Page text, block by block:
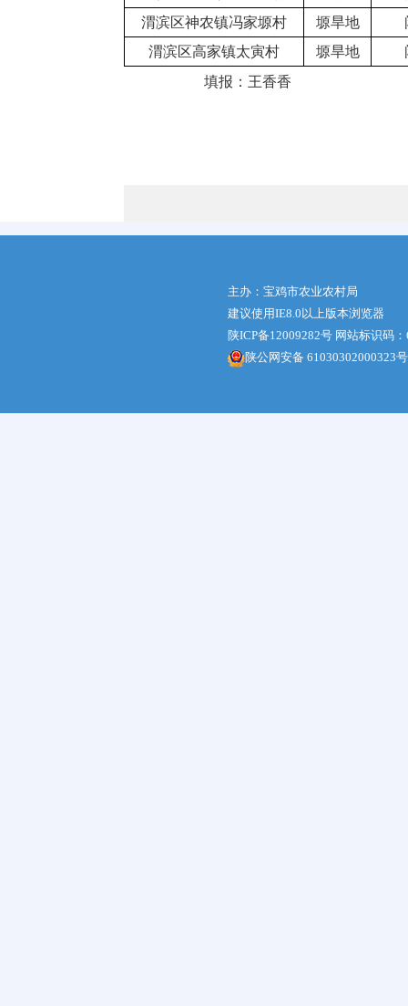
渭滨区神农镇冯家塬村
塬旱地
渭滨区高家镇太寅村
塬旱地
填报：王香香
主办：宝鸡市农业农村局
建议使用IE8.0以上版本浏览器
陕ICP备12009282号 网站标识码
陕公网安备 61030302000323号